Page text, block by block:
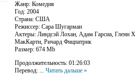
Жанр: Комедия
Год: 2004
Страна: США
Режиссер: Сара Шугарман
Актеры: Линдсэй Лохан, Адам Гарсиа,
МакКарти, Ричард Фицпатрик
Размер: 674 Mb
Продолжительность: 01:26:03
Перевод: ... Читать дальше »